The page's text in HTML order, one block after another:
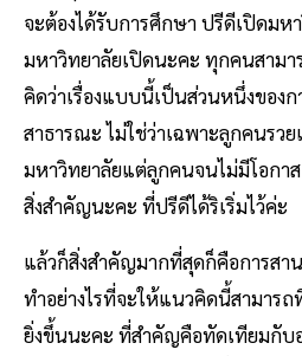
จะต้องได้รับการศึกษา ปรีดีเปิดมห
มหาวิทยาลัยเปิดนะคะ ทุกคนสามา
คิดว่าเรื่องแบบนี้เป็นส่วนหนึ่งของก
สาธารณะ ไม่ใช่ว่าเฉพาะลูกคนรว
มหาวิทยาลัยแต่ลูกคนจนไม่มีโอกา
สิ่งสำคัญนะคะ ที่ปรีดีได้ริเริ่มไว้ค่ะ
แล้วก็สิ่งสำคัญมากที่สุดก็คือการสา
ทำอย่างไรที่จะให้แนวคิดนี้สามาร
ยิ่งขึ้นนะคะ ที่สำคัญคือทัดเทียมกับ